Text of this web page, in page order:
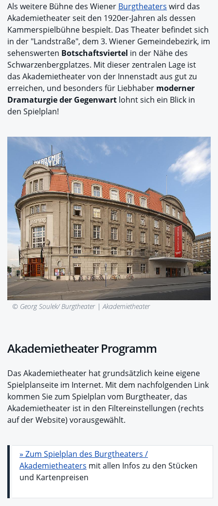
Als weitere Bühne des Wiener Burgtheaters wird das
Akademietheater seit den 1920er-Jahren als dessen
Kammerspielbühne bespielt. Das Theater befindet sich
in der "Landstraße", dem 3. Wiener Gemeindebezirk, im
sehenswerten Botschaftsviertel in der Nähe des
Schwarzenbergplatzes. Mit dieser zentralen Lage ist
das Akademietheater von der Innenstadt aus gut zu
erreichen, und besonders für Liebhaber moderner
Dramaturgie der Gegenwart lohnt sich ein Blick in
den Spielplan!
© Georg Soulek/ Burgtheater | Akademietheater
Akademietheater Programm
Das Akademietheater hat grundsätzlich keine eigene
Spielplanseite im Internet. Mit dem nachfolgenden Link
kommen Sie zum Spielplan vom Burgtheater, das
Akademietheater ist in den Filtereinstellungen (rechts
auf der Website) vorausgewählt.
» Zum Spielplan des Burgtheaters /
Akademietheaters mit allen Infos zu den Stücken
und Kartenpreisen